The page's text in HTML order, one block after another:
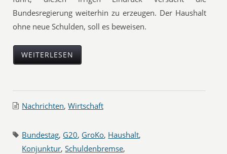
Bundesregierung weiterhin zu erzeugen. Der Haushalt
ohne neue Schulden, soll es beweisen.
WEITERLESEN
Nachrichten,Wirtschaft
Bundestag, G20, GroKo, Haushalt,
Konjunktur,Schuldenbremse,